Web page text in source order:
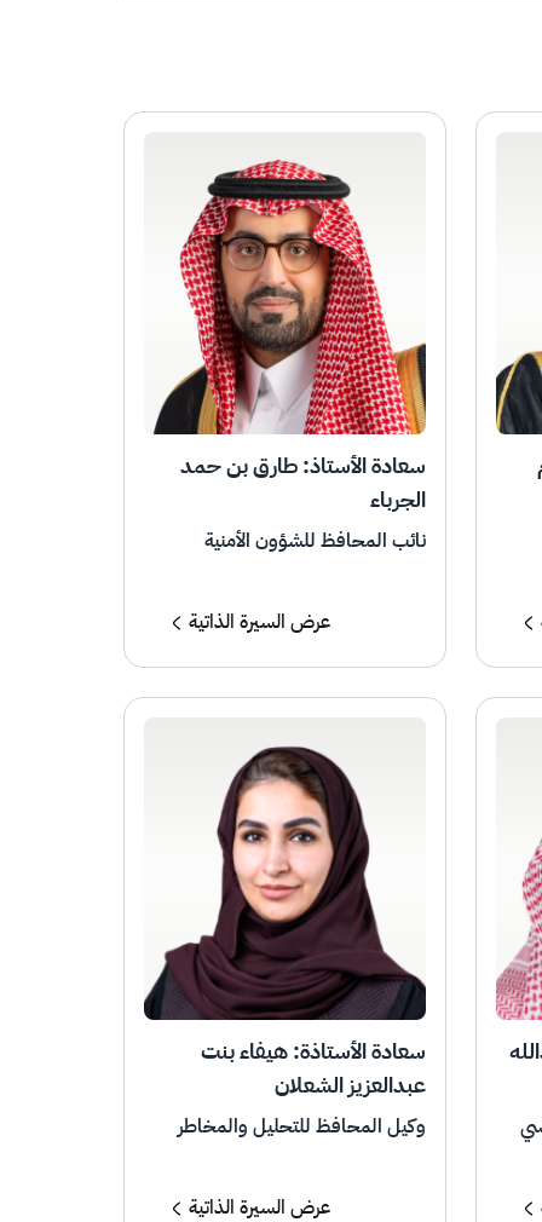
سعادة الأستاذ: طارق بن حمد
الجرباء
نائب المحافظ للشؤون الأمنية
عرض السيرة الذاتية
سعادة الأستاذة: هيفاء بنت
عبدالعزيز الشعلان
وكيل المحافظ للتحليل والمخاطر
عرض السيرة الذاتية